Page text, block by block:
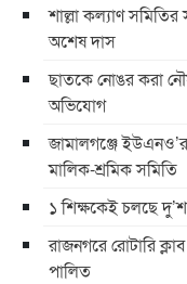
শাল্লা কল্যাণ
অশেষ দাস
ছাতকে নোঙর করা
অভিযোগ
জামালগঞ্জে
মালিক-শ্রমিক সমিতি
১ শিক্ষকেই চলছে দু’শ
রাজনগরে রোটারি
পালিত